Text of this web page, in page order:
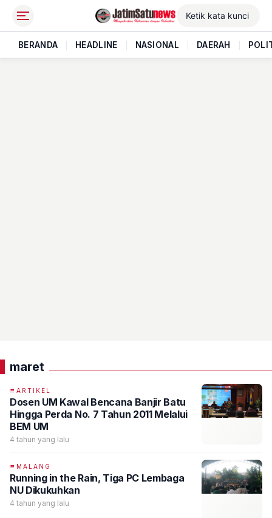
BERANDA HEADLINE NASIONAL DAERAH
maret
ARTIKEL
Dosen UM Kawal Bencana Banjir Batu
Hingga Perda No. 7 Tahun 2011 Melalui
BEM UM
4 tahun yang lalu
MALANG
Running in the Rain, Tiga PC Lembaga
NU Dikukuhkan
4 tahun yang lalu